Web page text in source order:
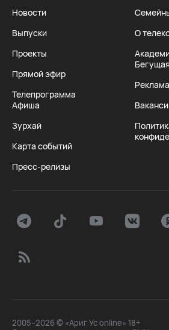
Новости
Выпуски
Проекты
Прямой эфир
Телепрограмма
Афиша
Зурхай
Карта событий
Пресс-релизы
О
Реклама
2005–2026 © «Ариг Ус online» 18+